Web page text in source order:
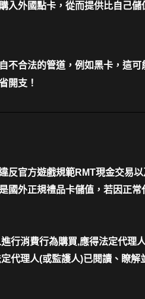
入外國點卡，從而提供比自己儲
不合法的管道，例如黑卡，這
開支！
反官方遊戲規範RMT現金交易
國外正規禮品卡儲值，若因正
行消費行為購買,應得法定代
代理人(或監護人)已閱讀、瞭